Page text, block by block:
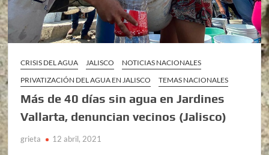
CRISIS DEL AGUA JALISCO
NOTICIAS NACIONALES
PRIVATIZACIÓN DEL AGUA EN JALISCO
TEMAS NACIONALES
Más de 40 días sin agua en Jardines
Vallarta, denuncian vecinos (Jalisco)
grieta 12 abril, 2021